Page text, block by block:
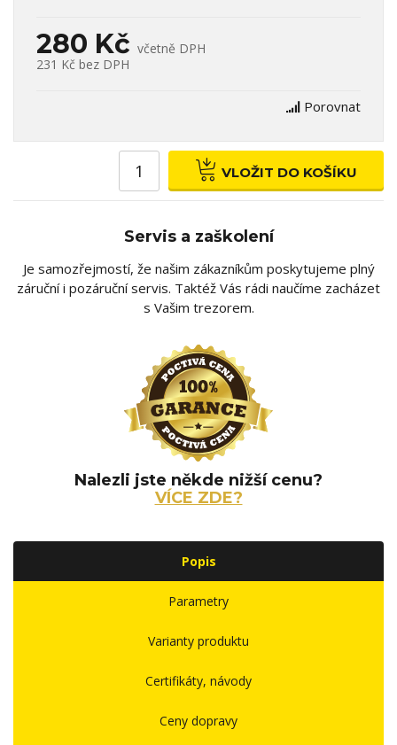
280 Kč včetně DPH
231 Kč bez DPH
Porovnat
VLOŽIT DO KOŠÍKU
Servis a zaškolení
Je samozřejmostí, že našim zákazníkům poskytujeme plný
záruční i pozáruční servis. Taktéž Vás rádi naučíme zacházet
s Vašim trezorem.
Nalezli jste někde nižší cenu?
VÍCE ZDE?
Popis
Parametry
Varianty produktu
Certifikáty, návody
Ceny dopravy